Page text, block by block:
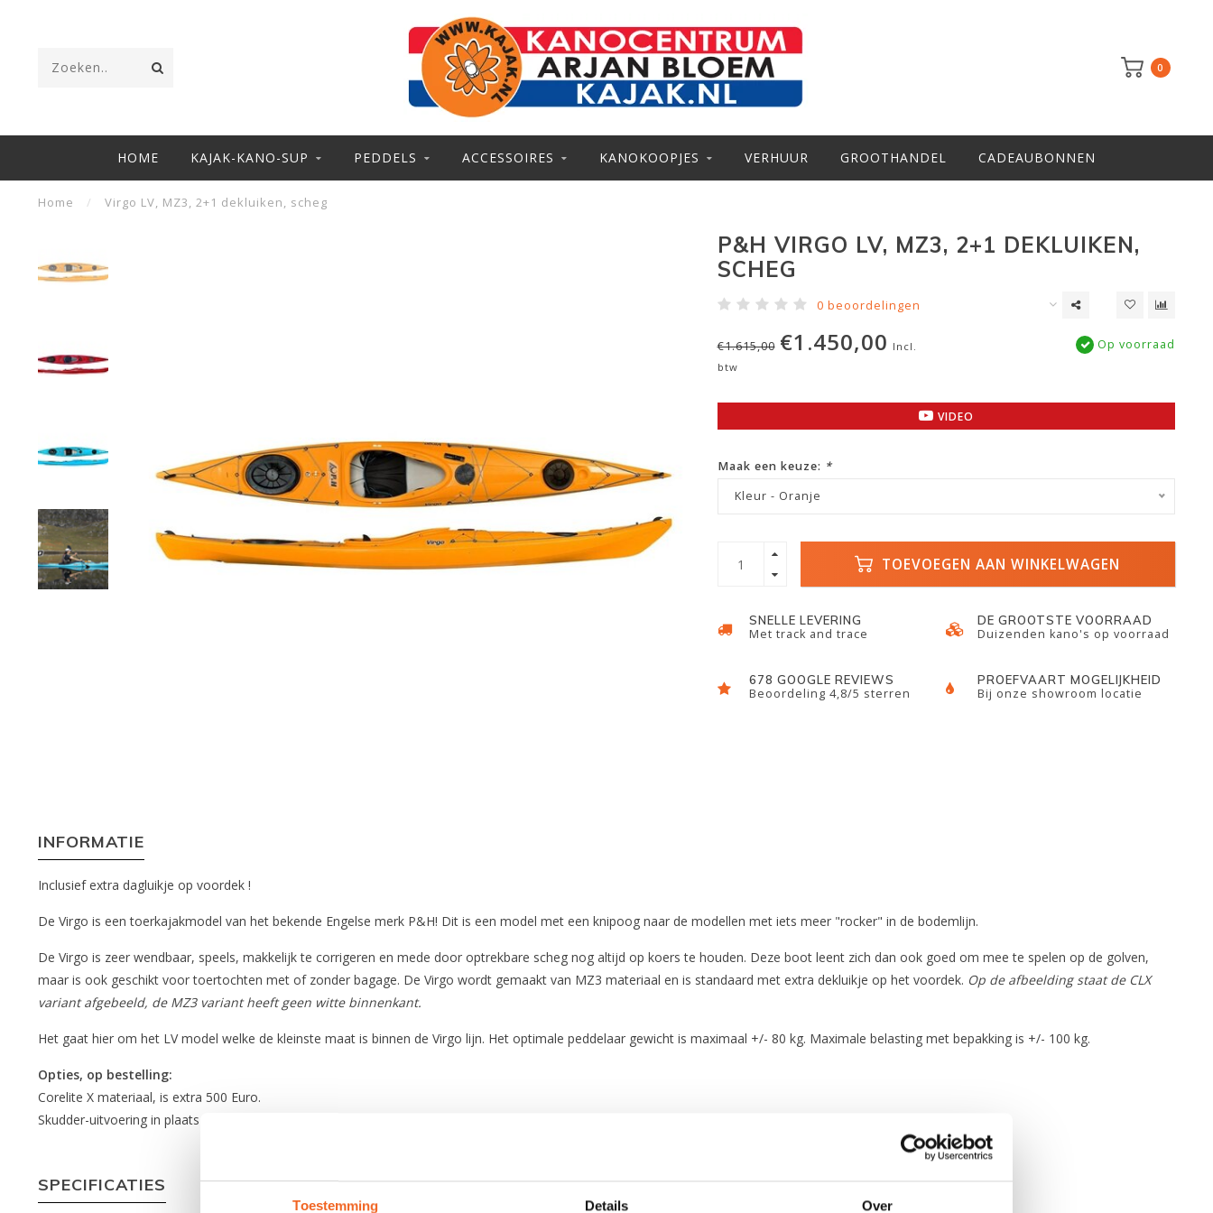
Toestemming Details Over
0
HOME KAJAK-KANO-SUP PEDDELS ACCESSOIRES KANOKOOPJES VERHUUR GROOTHANDEL CADEAUBONNEN
Home / Virgo LV, MZ3, 2+1 dekluiken, scheg
P&H VIRGO LV, MZ3, 2+1 DEKLUIKEN,
SCHEG
0 beoordelingen
€1.615,00 €1.450,00 Incl.
btw
Op voorraad
VIDEO
Maak een keuze: *
Kleur - Oranje
TOEVOEGEN AAN WINKELWAGEN
SNELLE LEVERING
Met track and trace
DE GROOTSTE VOORRAAD
Duizenden kano's op voorraad
678 GOOGLE REVIEWS
Beoordeling 4,8/5 sterren
PROEFVAART MOGELIJKHEID
Bij onze showroom locatie
INFORMATIE
Inclusief extra dagluikje op voordek !
De Virgo is een toerkajakmodel van het bekende Engelse merk P&H! Dit is een model met een knipoog naar de modellen met iets meer "rocker" in de bodemlijn.
De Virgo is zeer wendbaar, speels, makkelijk te corrigeren en mede door optrekbare scheg nog altijd op koers te houden. Deze boot leent zich dan ook goed om mee te spelen op de golven,
maar is ook geschikt voor toertochten met of zonder bagage. De Virgo wordt gemaakt van MZ3 materiaal en is standaard met extra dekluikje op het voordek. Op de afbeelding staat de CLX
variant afgebeeld, de MZ3 variant heeft geen witte binnenkant.
Het gaat hier om het LV model welke de kleinste maat is binnen de Virgo lijn. Het optimale peddelaar gewicht is maximaal +/- 80 kg. Maximale belasting met bepakking is +/- 100 kg.
Opties, op bestelling:
Corelite X materiaal, is extra 500 Euro.
Skudder-uitvoering in plaats van scheg is extra 145 Euro (enkel mogelijk in Corelite X uitvoering).
SPECIFICATIES